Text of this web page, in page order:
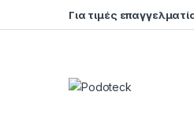
Για τιμές